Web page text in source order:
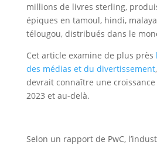
millions de livres sterling,
épiques en tamoul, hindi,
télougou, distribués dans le
Cet article examine de plus près
des médias et du divertissement
devrait connaître une
2023 et au-delà.
Selon un rapport de PwC,